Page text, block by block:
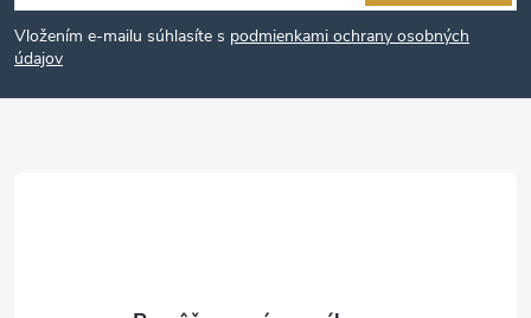
p
Vložením e-mailu súhlasíte s podmienkami ochrany osobných
údajov